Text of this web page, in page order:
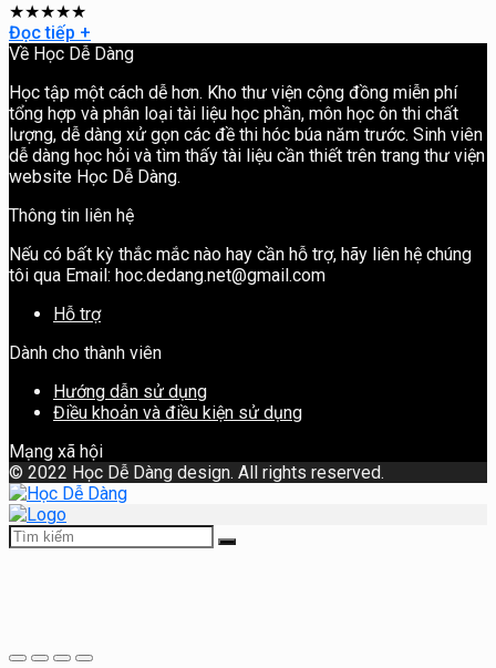
★★★★★
Đọc tiếp +
Về Học Dễ Dàng
Học tập một cách dễ hơn. Kho thư viện cộng đồng miễn phí
tổng hợp và phân loại tài liệu học phần, môn học ôn thi chất
lượng, dễ dàng xử gọn các đề thi hóc búa năm trước. Sinh viên
dễ dàng học hỏi và tìm thấy tài liệu cần thiết trên trang thư viện
website Học Dễ Dàng.
Thông tin liên hệ
Nếu có bất kỳ thắc mắc nào hay cần hỗ trợ, hãy liên hệ chúng
tôi qua Email: hoc.dedang.net@gmail.com
Hỗ trợ
Dành cho thành viên
Hướng dẫn sử dụng
Điều khoản và điều kiện sử dụng
Mạng xã hội
© 2022 Học Dễ Dàng design. All rights reserved.